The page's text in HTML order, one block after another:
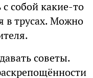
собой какие-то
в трусах. Можно
советы.